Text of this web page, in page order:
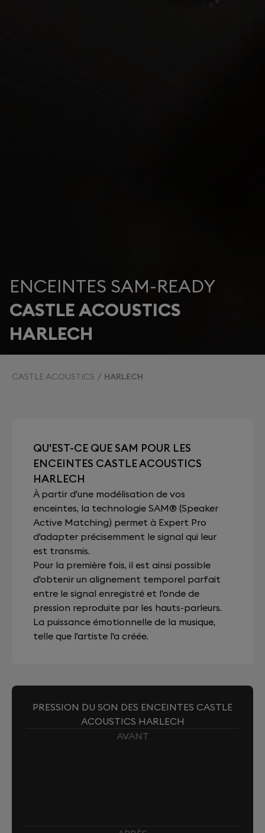
ENCEINTES SAM-READY
CASTLE ACOUSTICS
HARLECH
CASTLE ACOUSTICS HARLECH
QU'EST-CE QUE SAM POUR LES
ENCEINTES CASTLE ACOUSTICS
HARLECH
À partir d'une modélisation de vos
enceintes, la technologie SAM® (Speaker
Active Matching) permet à Expert Pro
d'adapter précisemment le signal qui leur
est transmis.
Pour la première fois, il est ainsi possible
d'obtenir un alignement temporel parfait
entre le signal enregistré et l'onde de
pression reproduite par les hauts-parleurs.
La puissance émotionnelle de la musique,
telle que l'artiste l'a créée.
PRESSION DU SON DES ENCEINTES CASTLE
ACOUSTICS HARLECH
AVANT